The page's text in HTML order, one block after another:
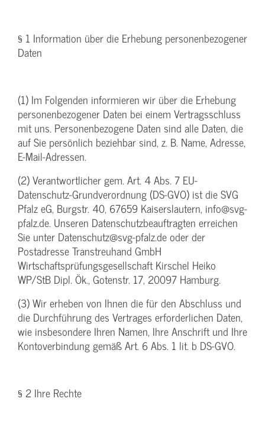
§ 1 Information über die Erhebung personenbezogener
Daten
(1) Im Folgenden informieren wir über die Erhebung
personenbezogener Daten bei einem Vertragsschluss
mit uns. Personenbezogene Daten sind alle Daten, die
auf Sie persönlich beziehbar sind, z. B. Name, Adresse,
E-Mail-Adressen.
(2) Verantwortlicher gem. Art. 4 Abs. 7 EU-
Datenschutz-Grundverordnung (DS-GVO) ist die SVG
Pfalz eG, Burgstr. 40, 67659 Kaiserslautern, info@svg-
pfalz.de. Unseren Datenschutzbeauftragten erreichen
Sie unter Datenschutz@svg-pfalz.de oder der
Postadresse Transtreuhand GmbH
Wirtschaftsprüfungsgesellschaft Kirschel Heiko
WP/StB Dipl. Ök., Gotenstr. 17, 20097 Hamburg.
(3) Wir erheben von Ihnen die für den Abschluss und
die Durchführung des Vertrages erforderlichen Daten,
wie insbesondere Ihren Namen, Ihre Anschrift und Ihre
Kontoverbindung gemäß Art. 6 Abs. 1 lit. b DS-GVO.
§ 2 Ihre Rechte